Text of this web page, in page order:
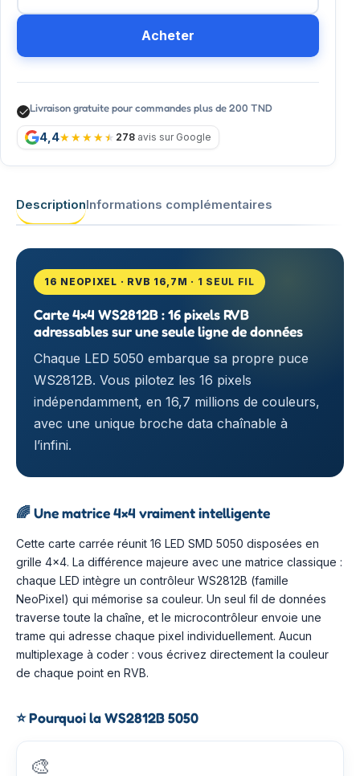
Acheter
Livraison gratuite pour commandes plus de 200 TND
4,4 278 avis sur Google
DescriptionInformations complémentaires
16 NEOPIXEL · RVB 16,7M · 1 SEUL FIL
Carte 4×4 WS2812B : 16 pixels RVB
adressables sur une seule ligne de données
Chaque LED 5050 embarque sa propre puce
WS2812B. Vous pilotez les 16 pixels
indépendamment, en 16,7 millions de couleurs,
avec une unique broche data chaînable à
l’infini.
🌈Une matrice 4×4 vraiment intelligente
Cette carte carrée réunit 16 LED SMD 5050 disposées en
grille 4×4. La différence majeure avec une matrice classique :
chaque LED intègre un contrôleur WS2812B (famille
NeoPixel) qui mémorise sa couleur. Un seul fil de données
traverse toute la chaîne, et le microcontrôleur envoie une
trame qui adresse chaque pixel individuellement. Aucun
multiplexage à coder : vous écrivez directement la couleur
de chaque point en RVB.
⭐Pourquoi la WS2812B 5050
🎨